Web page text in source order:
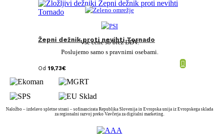
Žepni dežnik proti nevihti Tornado
Od 19,73€
Vse cene so brez DDV.
Poslujemo samo s pravnimi osebami.
Naložbo – izdelavo spletne strani – sofinancirata Republika Slovenija in Evropska unija iz Evropskega sklada
za regionalni razvoj preko Vavčerja za digitalni marketing.